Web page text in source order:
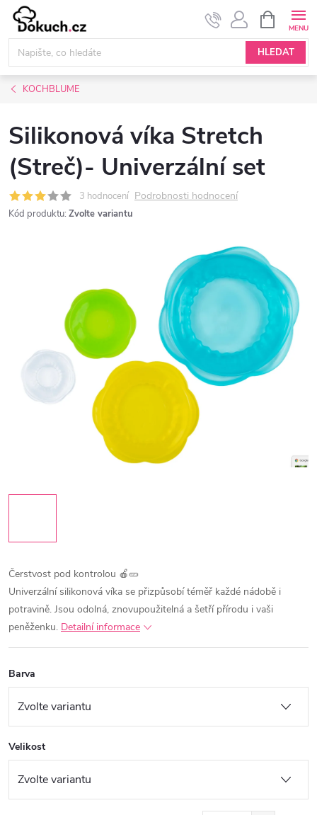
Přejít
obsah
HLEDAT
NÁKUPNÍ
KOŠÍK
KOCHBLUME
Silikonová víka Stretch
(Streč)- Univerzální set
3 hodnocení Podrobnosti hodnocení
Kód produktu: Zvolte variantu
Čerstvost pod kontrolou 🍎🥒
Univerzální silikonová víka se přizpůsobí téměř každé nádobě i
potravině. Jsou odolná, znovupoužitelná a šetří přírodu i vaši
peněženku. Detailní informace
Barva
Velikost